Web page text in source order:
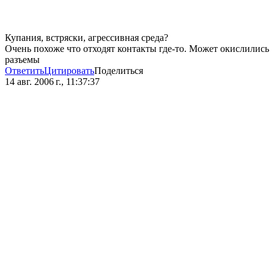
Купания, встряски, агрессивная среда?
Очень похоже что отходят контакты где-то. Может окислились
разъемы
ОтветитьЦитироватьПоделиться
14 авг. 2006 г., 11:37:37